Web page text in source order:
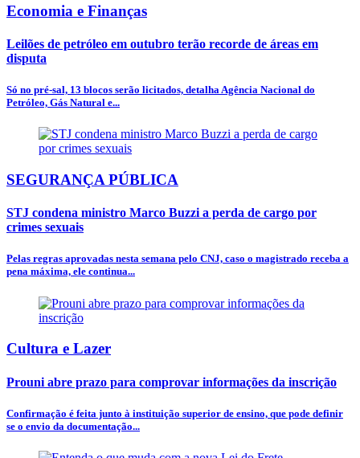
Economia e Finanças
Leilões de petróleo em outubro terão recorde de áreas em
disputa
Só no pré-sal, 13 blocos serão licitados, detalha Agência Nacional do
Petróleo, Gás Natural e...
SEGURANÇA PÚBLICA
STJ condena ministro Marco Buzzi a perda de cargo por
crimes sexuais
Pelas regras aprovadas nesta semana pelo CNJ, caso o magistrado receba a
pena máxima, ele continua...
Cultura e Lazer
Prouni abre prazo para comprovar informações da inscrição
Confirmação é feita junto à instituição superior de ensino, que pode definir
se o envio da documentação...